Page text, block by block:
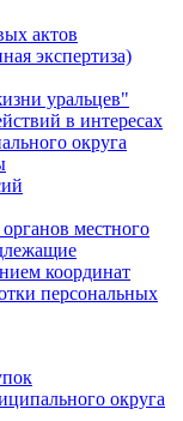
актов
экспертиза)
уральцев"
в интересах
округа
местного
координат
персональных
округа